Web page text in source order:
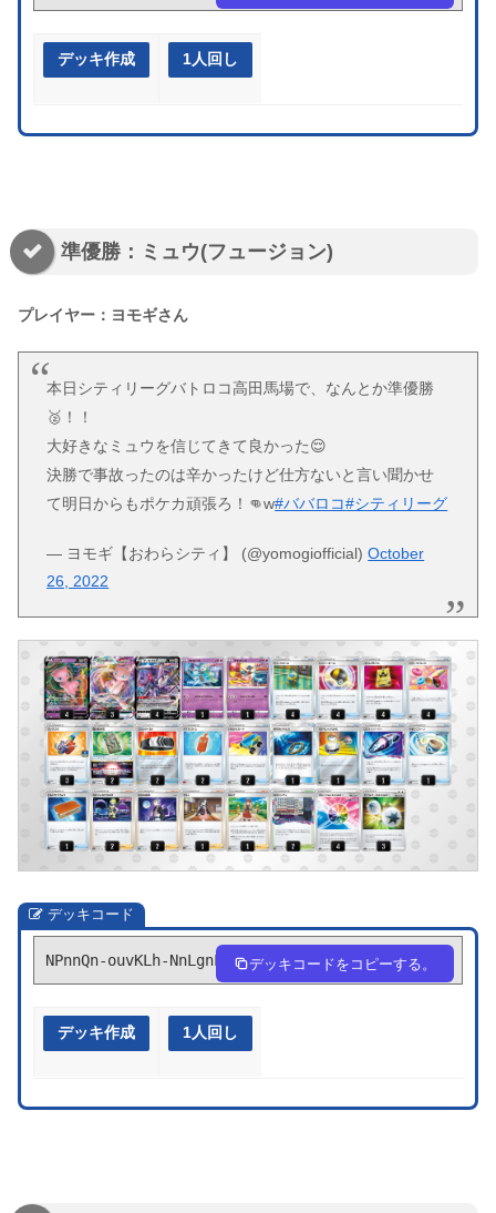
デッキ作成 1人回し
準優勝：ミュウ(フュージョン)
プレイヤー：ヨモギさん
本日シティリーグバトロコ高田馬場で、なんとか準優勝
🥈！！
大好きなミュウを信じてきて良かった😌
決勝で事故ったのは辛かったけど仕方ないと言い聞かせ
て明日からもポケカ頑張ろ！👊w#ババロコ#シティリーグ
— ヨモギ【おわらシティ】 (@yomogiofficial)October
26, 2022
デッキコード
NPnnQn-ouvKLh-NnLgnL デッキコードをコピーする。
デッキ作成 1人回し